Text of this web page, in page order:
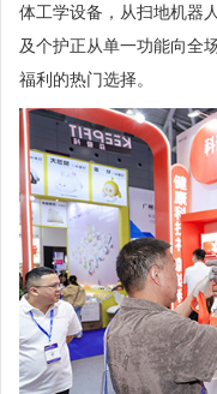
体工学设备，从扫地机器
及个护正从单一功能向全
福利的热门选择。